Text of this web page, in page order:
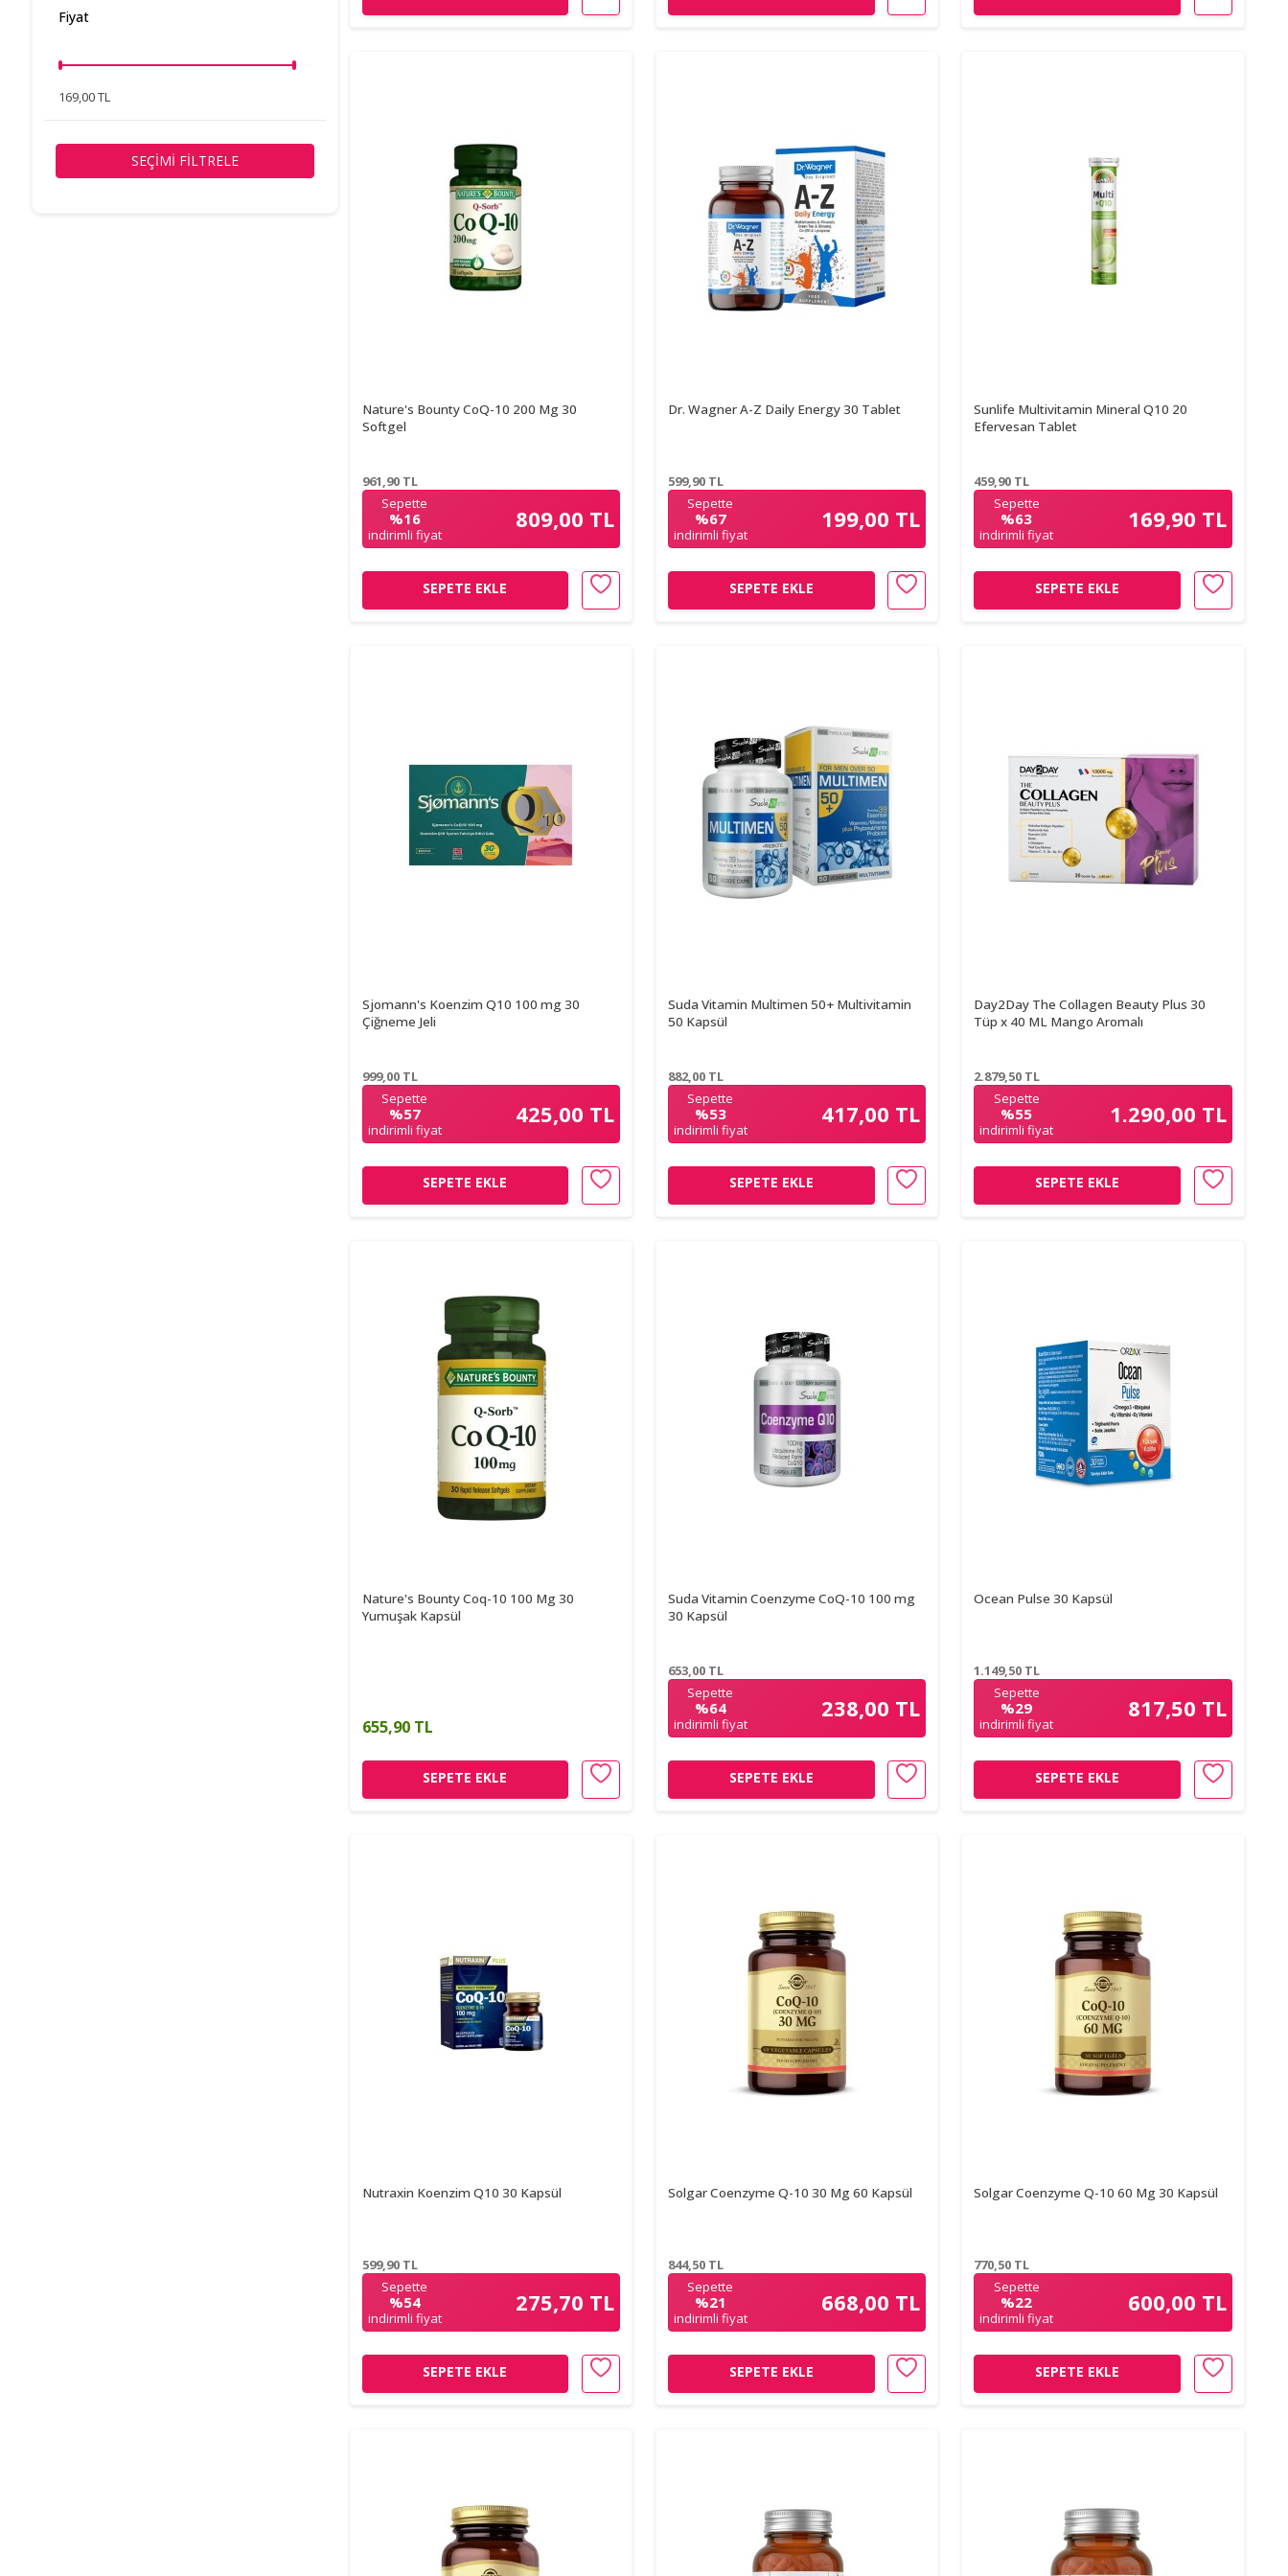
Sunlife
VeNatura
Fiyat
169,00 TL
SEÇIMI FILTRELE
Nature's Bounty CoQ-10 200 Mg 30
Softgel
961,90TL
Sepette
%16
indirimli fiyat
809,00 TL
SEPETE EKLE
Dr. Wagner A-Z Daily Energy 30 Tablet
599,90TL
Sepette
%67
indirimli fiyat
199,00 TL
SEPETE EKLE
Sunlife Multivitamin Mineral Q10 20
Efervesan Tablet
459,90 TL
Sepette
%63
indirimli fiyat
169,90 TL
SEPETE EKLE
Sjomann's Koenzim Q10 100 mg 30
Çiğneme Jeli
999,00TL
Sepette
%57
indirimli fiyat
425,00 TL
SEPETE EKLE
Suda Vitamin Multimen 50+ Multivitamin
50 Kapsül
882,00TL
Sepette
%53
indirimli fiyat
417,00 TL
SEPETE EKLE
Day2Day The Collagen Beauty Plus 30
Tüp x 40 ML Mango Aromalı
2.879,50 TL
Sepette
%55
indirimli fiyat
1.290,00 TL
SEPETE EKLE
Nature's Bounty Coq-10 100 Mg 30
Yumuşak Kapsül
655,90 TL
SEPETE EKLE
Suda Vitamin Coenzyme CoQ-10 100 mg
30 Kapsül
653,00TL
Sepette
%64
indirimli fiyat
238,00 TL
SEPETE EKLE
Ocean Pulse 30 Kapsül
1.149,50 TL
Sepette
%29
indirimli fiyat
817,50 TL
SEPETE EKLE
Nutraxin Koenzim Q10 30 Kapsül
599,90TL
Sepette
%54
indirimli fiyat
275,70 TL
SEPETE EKLE
Solgar Coenzyme Q-10 30 Mg 60 Kapsül
844,50TL
Sepette
%21
indirimli fiyat
668,00 TL
SEPETE EKLE
Solgar Coenzyme Q-10 60 Mg 30 Kapsül
770,50 TL
Sepette
%22
indirimli fiyat
600,00 TL
SEPETE EKLE